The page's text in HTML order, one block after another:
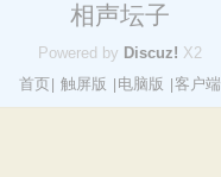
相声坛子
Powered by Discuz! X2
首页 触屏版 电脑版 客户端